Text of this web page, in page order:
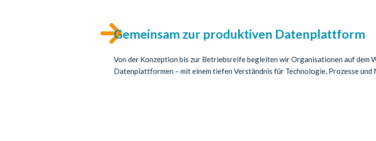
Gemeinsam zur produktiven Datenplattform
Von der Konzeption bis zur Betriebsreife begleiten wir Organisationen auf dem
Datenplattformen – mit einem tiefen Verständnis für Technologie, Prozesse und